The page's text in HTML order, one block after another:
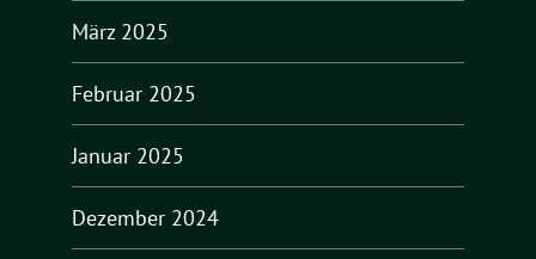
März 2025
Februar 2025
Januar 2025
Dezember 2024